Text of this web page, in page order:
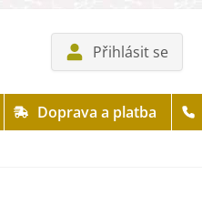
Přihlásit se
Doprava a platba